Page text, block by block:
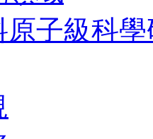
原子級科